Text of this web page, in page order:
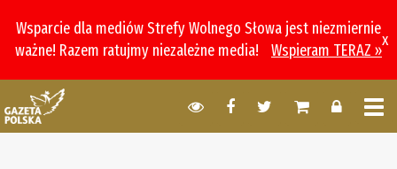
Wsparcie dla mediów Strefy Wolnego Słowa jest niezmiernie
ważne! Razem ratujmy niezależne media!
Wspieram TERAZ »
x